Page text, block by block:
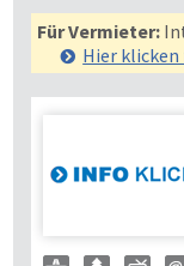
Für Vermieter:
Hier